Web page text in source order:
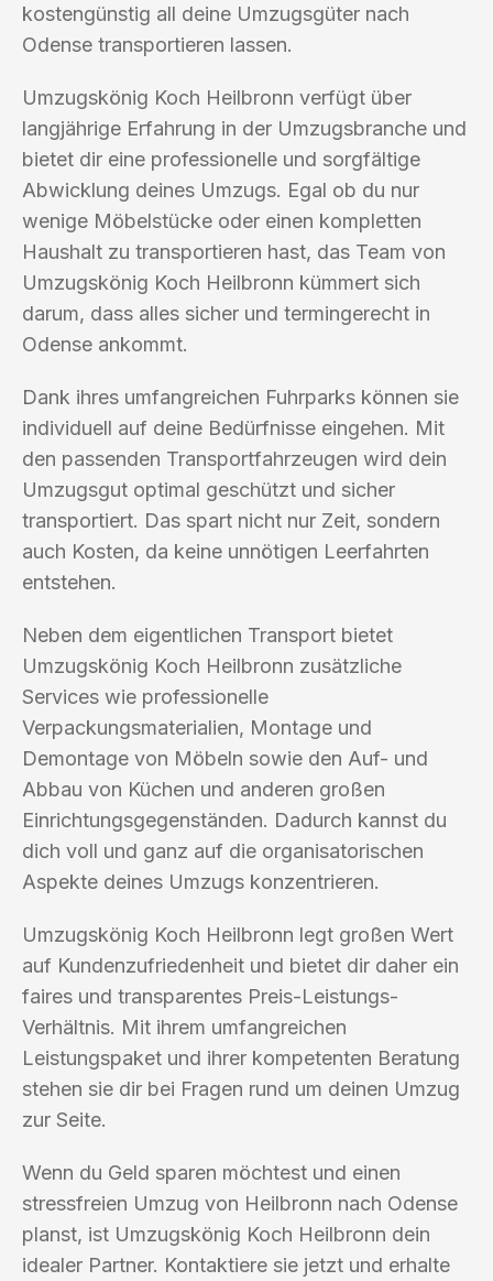
kostengünstig all deine Umzugsgüter nach
Odense transportieren lassen.
Umzugskönig Koch Heilbronn verfügt über
langjährige Erfahrung in der Umzugsbranche und
bietet dir eine professionelle und sorgfältige
Abwicklung deines Umzugs. Egal ob du nur
wenige Möbelstücke oder einen kompletten
Haushalt zu transportieren hast, das Team von
Umzugskönig Koch Heilbronn kümmert sich
darum, dass alles sicher und termingerecht in
Odense ankommt.
Dank ihres umfangreichen Fuhrparks können sie
individuell auf deine Bedürfnisse eingehen. Mit
den passenden Transportfahrzeugen wird dein
Umzugsgut optimal geschützt und sicher
transportiert. Das spart nicht nur Zeit, sondern
auch Kosten, da keine unnötigen Leerfahrten
entstehen.
Neben dem eigentlichen Transport bietet
Umzugskönig Koch Heilbronn zusätzliche
Services wie professionelle
Verpackungsmaterialien, Montage und
Demontage von Möbeln sowie den Auf- und
Abbau von Küchen und anderen großen
Einrichtungsgegenständen. Dadurch kannst du
dich voll und ganz auf die organisatorischen
Aspekte deines Umzugs konzentrieren.
Umzugskönig Koch Heilbronn legt großen Wert
auf Kundenzufriedenheit und bietet dir daher ein
faires und transparentes Preis-Leistungs-
Verhältnis. Mit ihrem umfangreichen
Leistungspaket und ihrer kompetenten Beratung
stehen sie dir bei Fragen rund um deinen Umzug
zur Seite.
Wenn du Geld sparen möchtest und einen
stressfreien Umzug von Heilbronn nach Odense
planst, ist Umzugskönig Koch Heilbronn dein
idealer Partner. Kontaktiere sie jetzt und erhalte